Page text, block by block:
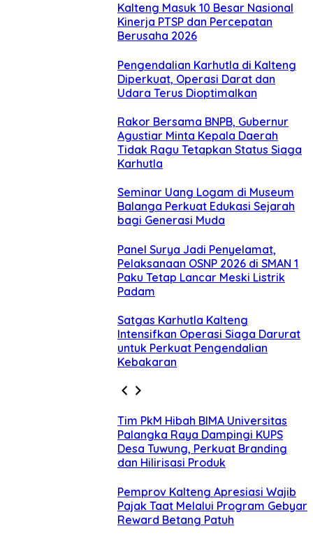
Kalteng Masuk 10 Besar Nasional
Kinerja PTSP dan Percepatan
Berusaha 2026
Pengendalian Karhutla di Kalteng
Diperkuat, Operasi Darat dan
Udara Terus Dioptimalkan
Rakor Bersama BNPB, Gubernur
Agustiar Minta Kepala Daerah
Tidak Ragu Tetapkan Status Siaga
Karhutla
Seminar Uang Logam di Museum
Balanga Perkuat Edukasi Sejarah
bagi Generasi Muda
Panel Surya Jadi Penyelamat,
Pelaksanaan OSNP 2026 di SMAN 1
Paku Tetap Lancar Meski Listrik
Padam
Satgas Karhutla Kalteng
Intensifkan Operasi Siaga Darurat
untuk Perkuat Pengendalian
Kebakaran
Tim PkM Hibah BIMA Universitas
Palangka Raya Dampingi KUPS
Desa Tuwung, Perkuat Branding
dan Hilirisasi Produk
Pemprov Kalteng Apresiasi Wajib
Pajak Taat Melalui Program Gebyar
Reward Betang Patuh